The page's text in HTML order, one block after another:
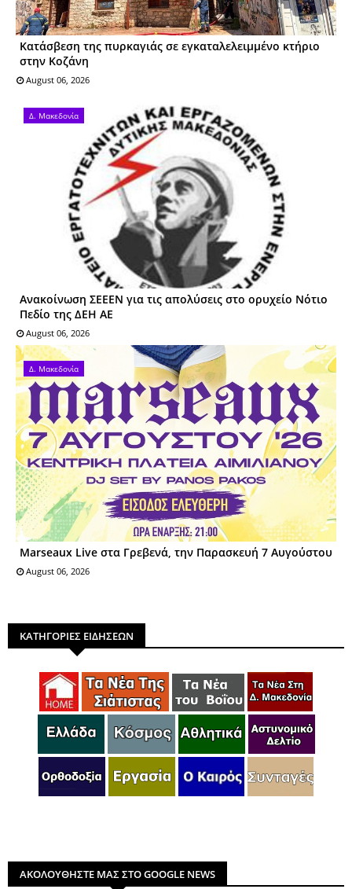
Kατάσβεση της πυρκαγιάς σε εγκαταλελειμμένο κτήριο
στην Κοζάνη
August 06, 2026
Δ. Μακεδονία
Ανακοίνωση ΣΕΕΕΝ για τις απολύσεις στο ορυχείο Νότιο
Πεδίο της ΔΕΗ ΑΕ
August 06, 2026
Δ. Μακεδονία
Marseaux Live στα Γρεβενά, την Παρασκευή 7 Αυγούστου
August 06, 2026
ΚΑΤΗΓΟΡΙΕΣ ΕΙΔΗΣΕΩΝ
ΑΚΟΛΟΥΘΗΣΤΕ ΜΑΣ ΣΤΟ GOOGLE NEWS